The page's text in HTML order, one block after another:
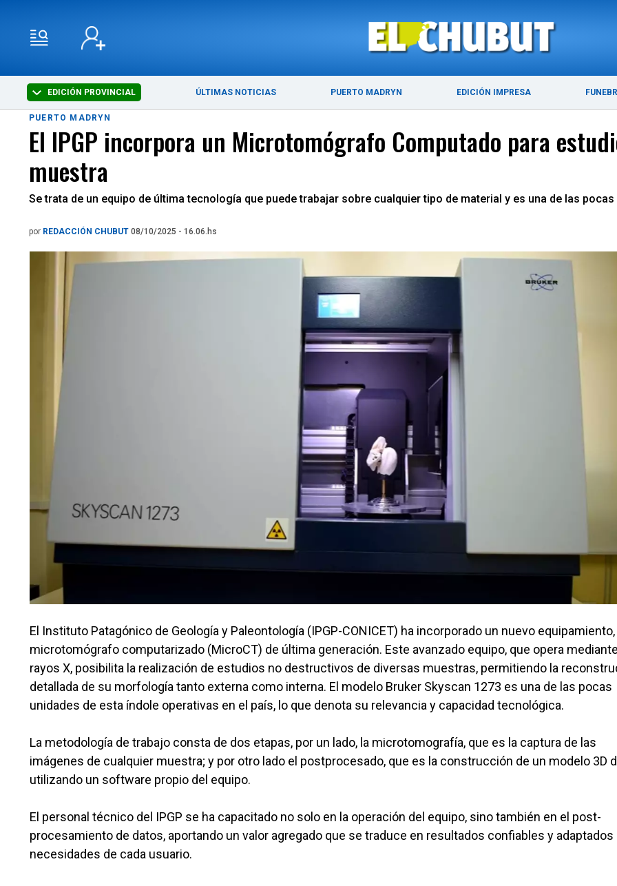
EDICIÓN PROVINCIAL ÚLTIMAS NOTICIAS PUERTO MADRYN EDICIÓN IMPRESA
ÚLTIMAS NOTICIAS PUERTO MADRYN
PUERTO MADRYN
El IPGP incorpora un Microtomógrafo Computado para
muestra
Se trata de un equipo de última tecnología que puede trabajar sobre cualquier tipo de material y es una de las
por REDACCIÓN CHUBUT 08/10/2025 - 16.06.hs
El Instituto Patagónico de Geología y Paleontología (IPGP-CONICET) ha incorporado un nuevo
microtomógrafo computarizado (MicroCT) de última generación. Este avanzado equipo, que opera
rayos X, posibilita la realización de estudios no destructivos de diversas muestras, permitiendo la
detallada de su morfología tanto externa como interna. El modelo Bruker Skyscan 1273 es una de las pocas
unidades de esta índole operativas en el país, lo que denota su relevancia y capacidad tecnológica.
La metodología de trabajo consta de dos etapas, por un lado, la microtomografía, que es la captura de las
imágenes de cualquier muestra; y por otro lado el postprocesado, que es la construcción de un modelo 3D
utilizando un software propio del equipo.
El personal técnico del IPGP se ha capacitado no solo en la operación del equipo, sino también en el post-
procesamiento de datos, aportando un valor agregado que se traduce en resultados confiables y adaptados
necesidades de cada usuario.